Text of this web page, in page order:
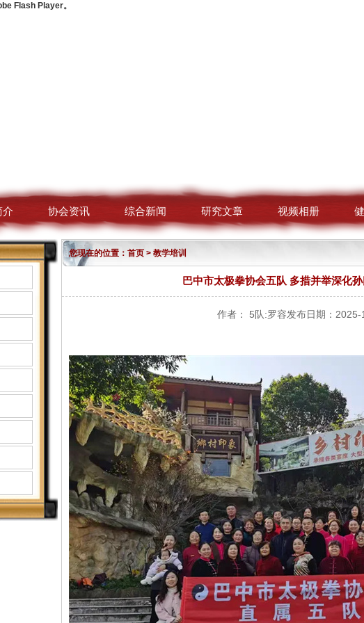
Flash Player。
介 协会资讯 综合新闻 研究文章 视频相册
您现在的位置： 首页> 教学培训
巴中市太极拳协会五队 多措并举深化
作者： 5队:罗容发布日期：2025-